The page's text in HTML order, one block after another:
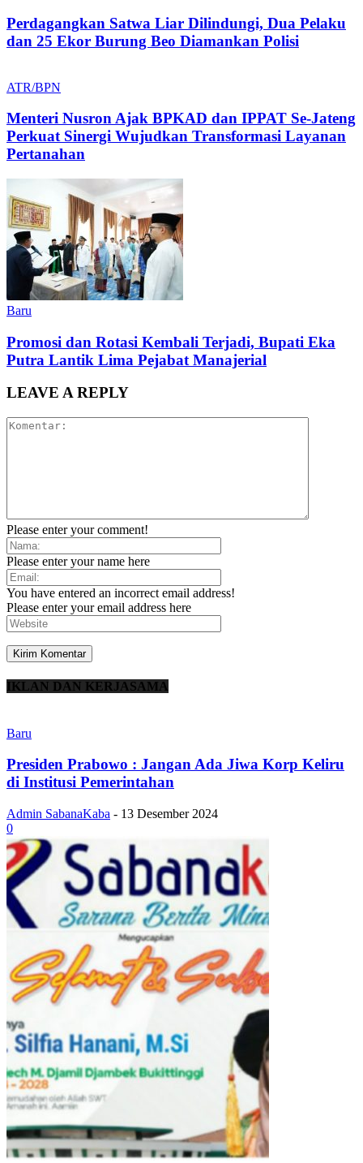
Perdagangkan Satwa Liar Dilindungi, Dua Pelaku
dan 25 Ekor Burung Beo Diamankan Polisi
ATR/BPN
Menteri Nusron Ajak BPKAD dan IPPAT Se-Jateng
Perkuat Sinergi Wujudkan Transformasi Layanan
Pertanahan
Baru
Promosi dan Rotasi Kembali Terjadi, Bupati Eka
Putra Lantik Lima Pejabat Manajerial
LEAVE A REPLY
Please enter your comment!
Please enter your name here
You have entered an incorrect email address!
Please enter your email address here
IKLAN DAN KERJASAMA
Baru
Presiden Prabowo : Jangan Ada Jiwa Korp Keliru
di Institusi Pemerintahan
Admin SabanaKaba - 13 Desember 2024
0